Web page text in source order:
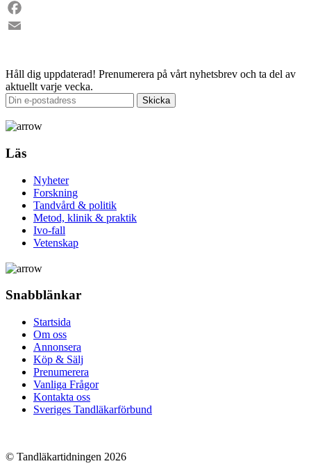
LinkedIn
Facebook
Håll dig uppdaterad! Prenumerera på vårt nyhetsbrev och ta del av
aktuellt varje vecka.
Läs
Nyheter
Forskning
Tandvård & politik
Metod, klinik & praktik
Ivo-fall
Vetenskap
Snabblänkar
Startsida
Om oss
Annonsera
Köp & Sälj
Prenumerera
Vanliga Frågor
Kontakta oss
Sveriges Tandläkarförbund
© Tandläkartidningen 2026